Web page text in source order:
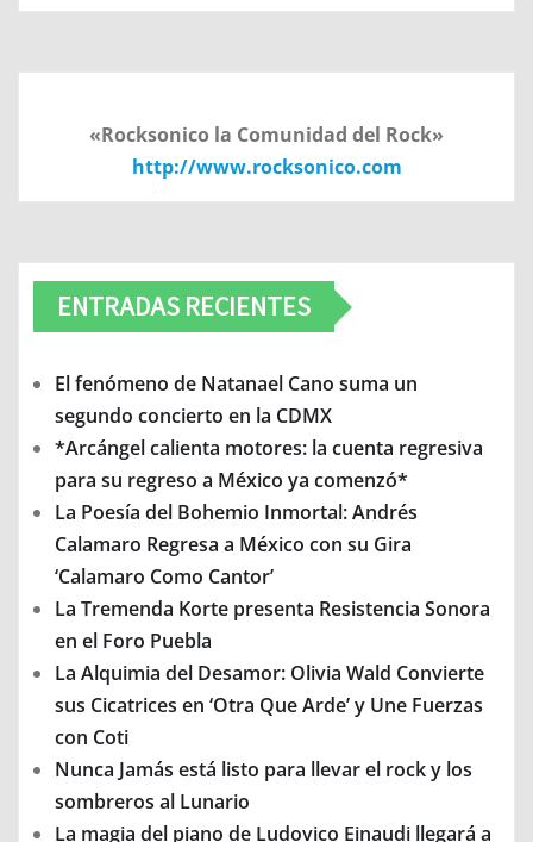
«Rocksonico la Comunidad del Rock»
http://www.rocksonico.com
ENTRADAS RECIENTES
El fenómeno de Natanael Cano suma un
segundo concierto en la CDMX
*Arcángel calienta motores: la cuenta regresiva
para su regreso a México ya comenzó*
La Poesía del Bohemio Inmortal: Andrés
Calamaro Regresa a México con su Gira
‘Calamaro Como Cantor’
La Tremenda Korte presenta Resistencia Sonora
en el Foro Puebla
La Alquimia del Desamor: Olivia Wald Convierte
sus Cicatrices en ‘Otra Que Arde’ y Une Fuerzas
con Coti
Nunca Jamás está listo para llevar el rock y los
sombreros al Lunario
La magia del piano de Ludovico Einaudi llegará a